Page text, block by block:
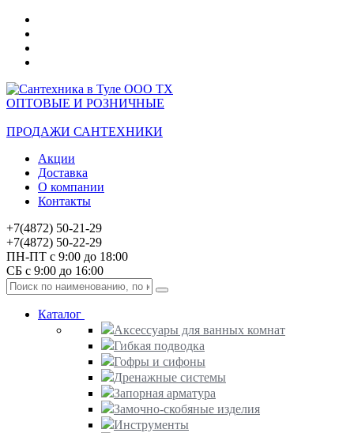
ОПТОВЫЕ И РОЗНИЧНЫЕ
ПРОДАЖИ САНТЕХНИКИ
Акции
Доставка
О компании
Контакты
+7(4872) 50-21-29
+7(4872) 50-22-29
ПН-ПТ с 9:00 до 18:00
СБ с 9:00 до 16:00
Каталог
Аксессуары для ванных комнат
Гибкая подводка
Гофры и сифоны
Дренажные системы
Запорная арматура
Замочно-скобяные изделия
Инструменты